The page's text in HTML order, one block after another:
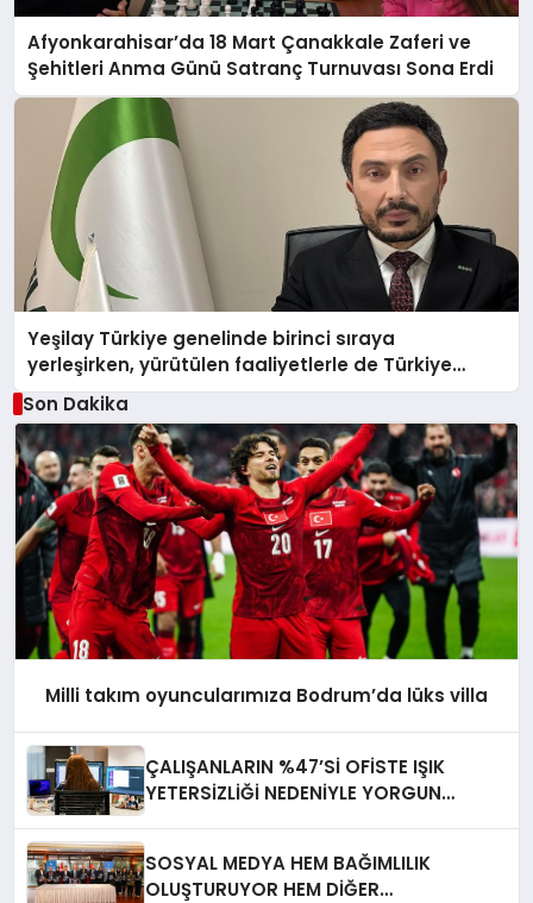
Afyonkarahisar’da 18 Mart Çanakkale Zaferi ve
Şehitleri Anma Günü Satranç Turnuvası Sona Erdi
Yeşilay Türkiye genelinde birinci sıraya
yerleşirken, yürütülen faaliyetlerle de Türkiye
üçüncüsü oldu.
Son Dakika
Milli takım oyuncularımıza Bodrum’da lüks villa
ÇALIŞANLARIN %47’Sİ OFİSTE IŞIK
YETERSİZLİĞİ NEDENİYLE YORGUN
SOSYAL MEDYA HEM BAĞIMLILIK
OLUŞTURUYOR HEM DİĞER